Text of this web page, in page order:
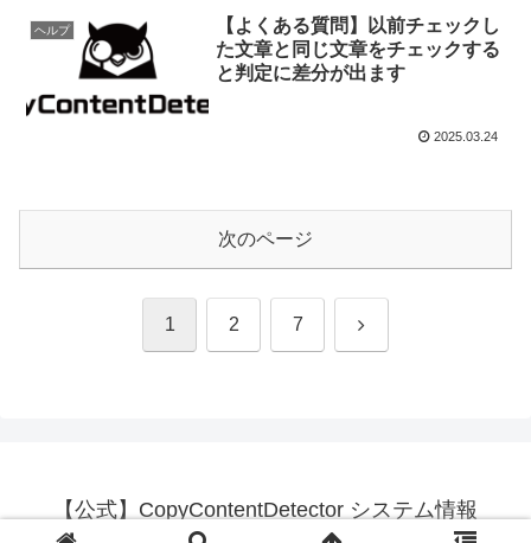
ヘルプ
【よくある質問】以前チェックし
た文章と同じ文章をチェックする
と判定に差分が出ます
2025.03.24
次のページ
1 2 7 次
【公式】CopyContentDetector システム情報